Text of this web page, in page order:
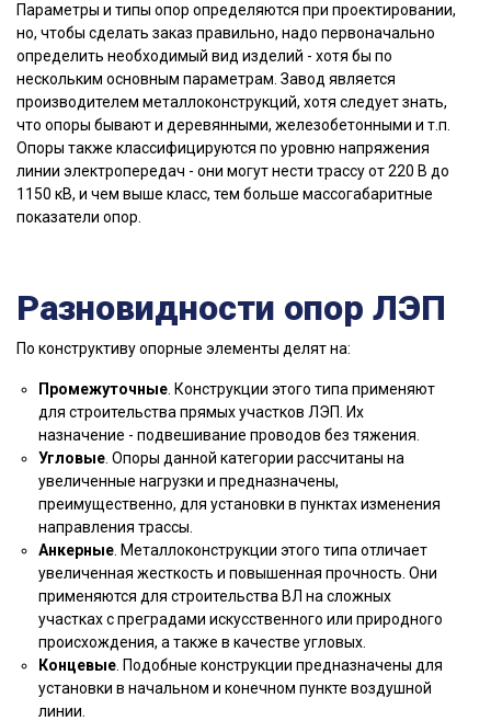
Параметры и типы опор определяются при проектировании,
но, чтобы сделать заказ правильно, надо первоначально
определить необходимый вид изделий - хотя бы по
нескольким основным параметрам. Завод является
производителем металлоконструкций, хотя следует знать,
что опоры бывают и деревянными, железобетонными и т.п.
Опоры также классифицируются по уровню напряжения
линии электропередач - они могут нести трассу от 220 В до
1150 кВ, и чем выше класс, тем больше массогабаритные
показатели опор.
Разновидности опор ЛЭП
По конструктиву опорные элементы делят на:
Промежуточные . Конструкции этого типа применяют
для строительства прямых участков ЛЭП. Их
назначение - подвешивание проводов без тяжения.
Угловые . Опоры данной категории рассчитаны на
увеличенные нагрузки и предназначены,
преимущественно, для установки в пунктах изменения
направления трассы.
Анкерные . Металлоконструкции этого типа отличает
увеличенная жесткость и повышенная прочность. Они
применяются для строительства BЛ на сложных
участках с преградами искусственного или природного
происхождения, а также в качестве угловых.
Концевые . Подобные конструкции предназначены для
установки в начальном и конечном пункте воздушной
линии.